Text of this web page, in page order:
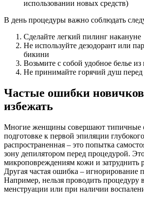
использовании новых средств)
В день процедуры важно соблюдать
Сделайте легкий пилинг накануне
Не используйте дезодорант или
бикини
Возьмите с собой удобное белье
Не принимайте горячий душ перед
Частые ошибки
избежать
Многие женщины совершают типичные
подготовке к первой эпиляции
распространенная – это попытка
зону депилятором перед процедурой.
микроповреждениям кожи и затруднить
Другая частая ошибка – игнорирование
Например, нельзя проводить процедуру
менструации или при наличии